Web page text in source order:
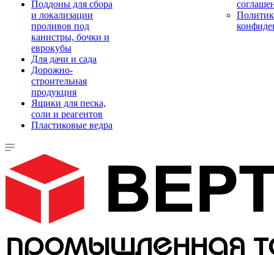
Поддоны для сбора
и локализации
проливов под
канистры, бочки и
еврокубы
Для дачи и сада
Дорожно-
строительная
продукция
Ящики для песка,
соли и реагентов
Пластиковые ведра